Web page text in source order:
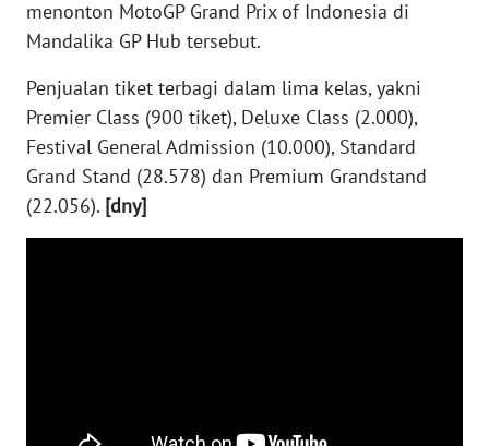
menonton MotoGP Grand Prix of Indonesia di
Mandalika GP Hub tersebut.
Penjualan tiket terbagi dalam lima kelas, yakni
Premier Class (900 tiket), Deluxe Class (2.000),
Festival General Admission (10.000), Standard
Grand Stand (28.578) dan Premium Grandstand
(22.056). [dny]
KALTENG
WN
KALTARA
WN
KALSEL